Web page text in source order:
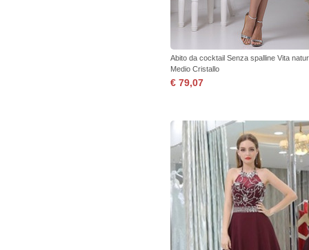
Abito da cocktail Senza spalline Vita
Medio Cristallo
€ 79,07